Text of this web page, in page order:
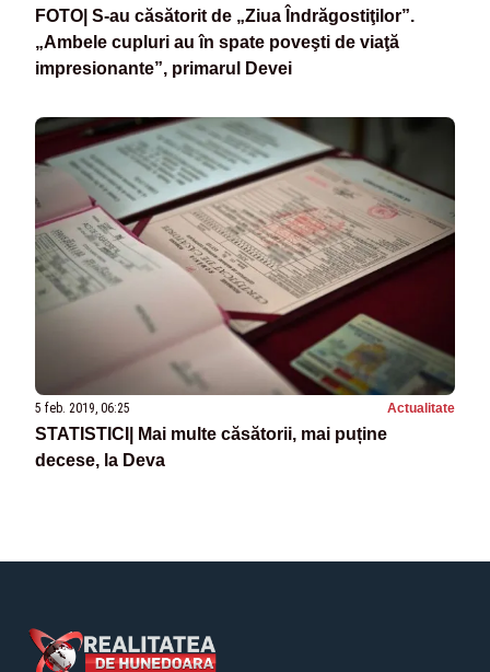
FOTO| S-au căsătorit de „Ziua Îndrăgostiţilor”.
„Ambele cupluri au în spate poveşti de viaţă
impresionante”, primarul Devei
5 feb. 2019, 06:25 Actualitate
STATISTICI| Mai multe căsătorii, mai puține
decese, la Deva